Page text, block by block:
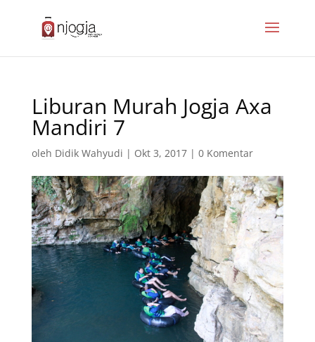
Liburan Murah Jogja Axa
Mandiri 7
oleh Didik Wahyudi | Okt 3, 2017| 0 Komentar